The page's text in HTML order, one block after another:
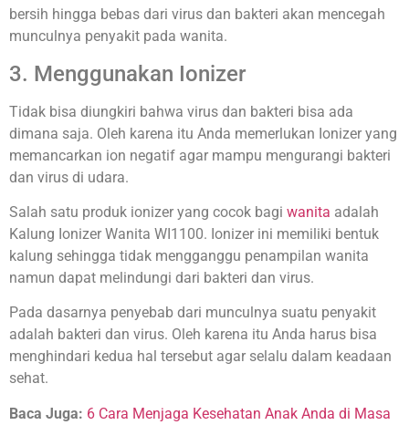
bersih hingga bebas dari virus dan bakteri akan mencegah
munculnya penyakit pada wanita.
3. Menggunakan Ionizer
Tidak bisa diungkiri bahwa virus dan bakteri bisa ada
dimana saja. Oleh karena itu Anda memerlukan Ionizer yang
memancarkan ion negatif agar mampu mengurangi bakteri
dan virus di udara.
Salah satu produk ionizer yang cocok bagi wanita adalah
Kalung Ionizer Wanita WI1100. Ionizer ini memiliki bentuk
kalung sehingga tidak mengganggu penampilan wanita
namun dapat melindungi dari bakteri dan virus.
Pada dasarnya penyebab dari munculnya suatu penyakit
adalah bakteri dan virus. Oleh karena itu Anda harus bisa
menghindari kedua hal tersebut agar selalu dalam keadaan
sehat.
Baca Juga: 6 Cara Menjaga Kesehatan Anak Anda di Masa